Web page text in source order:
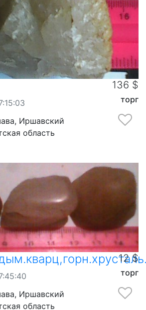
Иршавский
область
136 $
торг
Иршавский
область
12 $
торг